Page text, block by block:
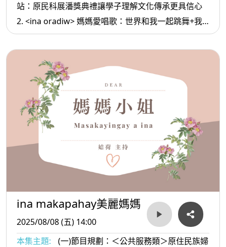
站：原民科展潘獎典禮讓學子理解文化傳承更具信心
2. <ina oradiw> 媽媽愛唱歌：世界和我一起跳舞+我
等你 3.< ina Masa’sa >媽媽放輕鬆:教育孩子不是只有
老師的責任
ina makapahay美麗媽媽
2025/08/08 (五) 14:00
本集主題:
(一)節目規劃：＜公共服務類＞原住民族婦